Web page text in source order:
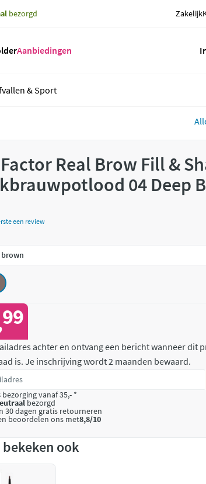
bezorgd Zakelijk
Aanbiedingen
& Sport
Real Brow Fill &
04 Deep
een review
99
achter en ontvang een bericht wanneer dit
is. Je inschrijving wordt 2 maanden bewaard.
bezorging vanaf 35,- *
bezorgd
30 dagen gratis retourneren
beoordelen ons met8,8/10
ook